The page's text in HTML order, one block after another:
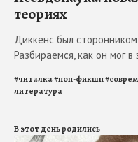
теориях
Диккенс был
Разбираемся, как он мог в
#читалка#нон-фикшн#
литература
В этот день родились